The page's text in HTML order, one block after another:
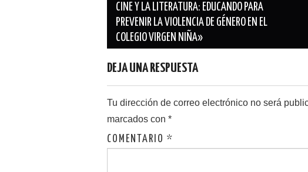
de
entradas
CINE Y LA LITERATURA: EDUCANDO PARA
PREVENIR LA VIOLENCIA DE GÉNERO EN EL
COLEGIO VIRGEN NIÑA»
DEJA UNA RESPUESTA
Tu dirección de correo electrónico no será
marcados con *
COMENTARIO *